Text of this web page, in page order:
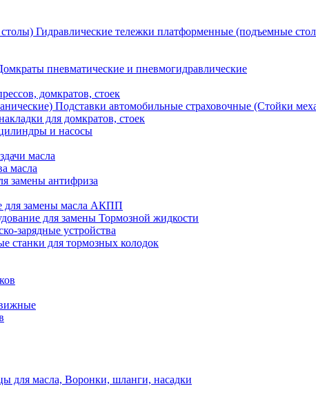
Гидравлические тележки платформенные (подъемные
пневматические и пневмогидравлические
домкратов, стоек
Подставки автомобильные страховочные (Стойки
для домкратов, стоек
и насосы
масла
масла
замены антифриза
для замены масла АКПП
для замены Тормозной жидкости
зарядные устройства
станки для тормозных колодок
для масла, Воронки, шланги, насадки